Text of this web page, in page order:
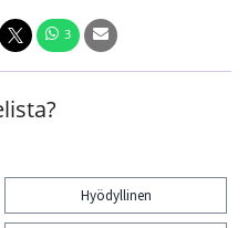
3
Hyödyllinen